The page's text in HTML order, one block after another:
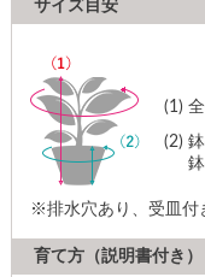
サイズ目安
(1)
(2)
※排水穴あり、受皿付
育て方（説明書付き）